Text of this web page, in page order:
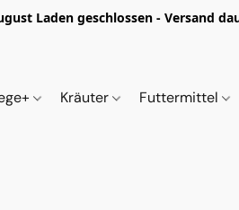
Laden geschlossen - Versand
Kräuter Futtermittel